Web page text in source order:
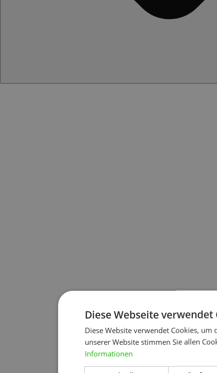
Diese Webseite verwendet
Diese Website verwendet Cookies,
unserer Website stimmen Sie allen
Informationen